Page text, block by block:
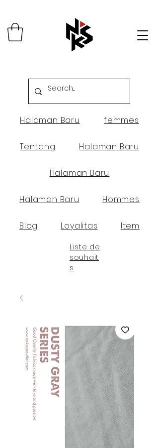
Halaman Baru femmes
Tentang Halaman Baru
Halaman Baru
Halaman Baru Hommes
Blog Loyalitas Item
Liste de
souhait
s